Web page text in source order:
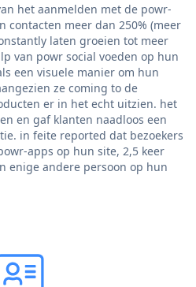
het aanmelden met de powr-
contacten meer dan 250% (meer
laten groeien tot meer
van powr social voeden op hun
een visuele manier om hun
ze coming to de
er in het echt uitzien. het
en gaf klanten naadloos een
in feite reported dat bezoekers
apps op hun site, 2,5 keer
enige andere persoon op hun